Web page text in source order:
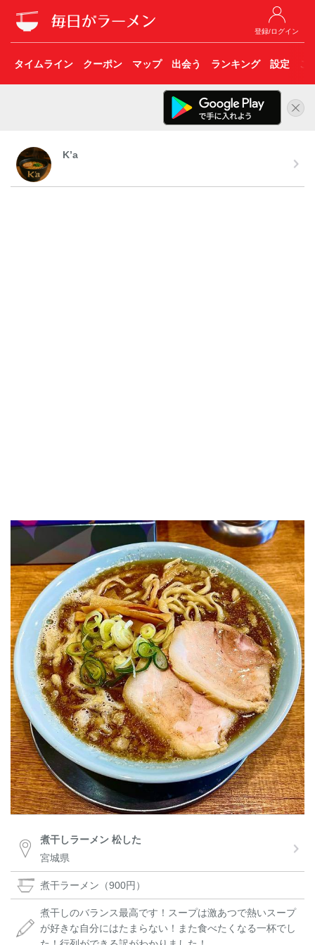
登録/ログイン
タイムライン クーポン マップ 出会う ランキング 設定 こ
K’a
煮干しラーメン 松した
宮城県
煮干ラーメン（900円）
煮干しのバランス最高です！スープは激あつで熱いスープ
が好きな自分にはたまらない！また食べたくなる一杯でし